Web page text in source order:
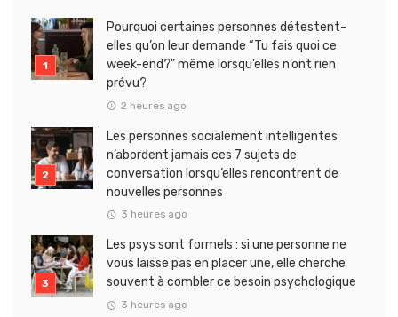
Pourquoi certaines personnes détestent-
elles qu’on leur demande “Tu fais quoi ce
week-end?” même lorsqu’elles n’ont rien
prévu?
2 heures ago
Les personnes socialement intelligentes
n’abordent jamais ces 7 sujets de
conversation lorsqu’elles rencontrent de
nouvelles personnes
3 heures ago
Les psys sont formels : si une personne ne
vous laisse pas en placer une, elle cherche
souvent à combler ce besoin psychologique
3 heures ago